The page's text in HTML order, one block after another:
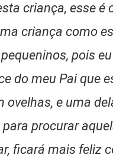
criança, esse é
criança como
pois
do meu Pai que
ovelhas, e uma
procurar
ficará mais feliz